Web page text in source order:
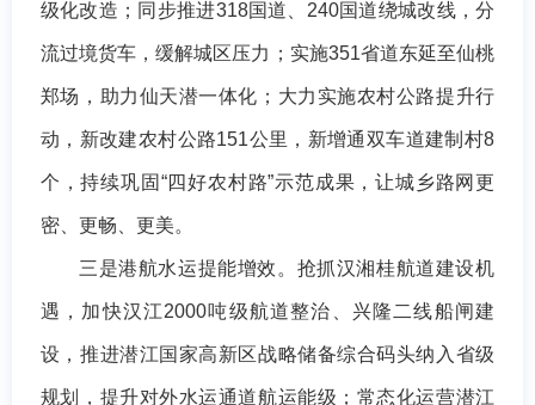
级化改造；同步推进318国道、240国道绕城改线，分
流过境货车，缓解城区压力；实施351省道东延至仙桃
郑场，助力仙天潜一体化；大力实施农村公路提升行
动，新改建农村公路151公里，新增通双车道建制村8
个，持续巩固“四好农村路”示范成果，让城乡路网更
密、更畅、更美。
三是港航水运提能增效。抢抓汉湘桂航道建设机
遇，加快汉江2000吨级航道整治、兴隆二线船闸建
设，推进潜江国家高新区战略储备综合码头纳入省级
规划，提升对外水运通道航运能级；常态化运营潜江